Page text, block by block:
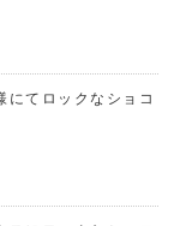
にてロックなショコ